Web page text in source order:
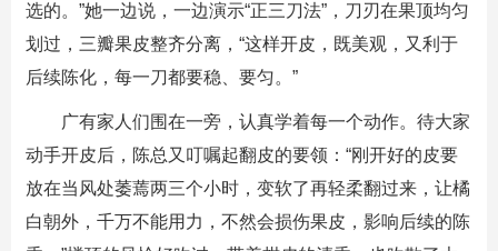
选的。”她一边说，一边演示“正三刀法”，刀刃在果顶均匀
划过，三瓣果皮整齐分离，“这样开皮，既美观，又利于
后续陈化，每一刀都要稳、要匀。”
广有家人们围在一旁，认真学着每一个动作。待大家
动手开皮后，陈总又叮嘱起翻皮的要领：“刚开好的皮要
放在当风处萎蔫两三个小时，变软了再轻柔翻过来，让橘
白朝外，千万不能用力，不然会损伤果皮，影响后续的陈